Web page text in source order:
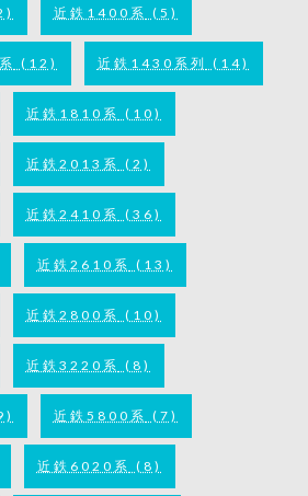
近鉄1400系 (5)
(12) 近鉄1430系列 (14)
近鉄1810系 (10)
近鉄2013系 (2)
近鉄2410系 (36)
近鉄2610系 (13)
近鉄2800系 (10)
近鉄3220系 (8)
近鉄5800系 (7)
近鉄6020系 (8)